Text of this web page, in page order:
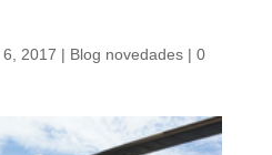
6, 2017 | Blog novedades| 0